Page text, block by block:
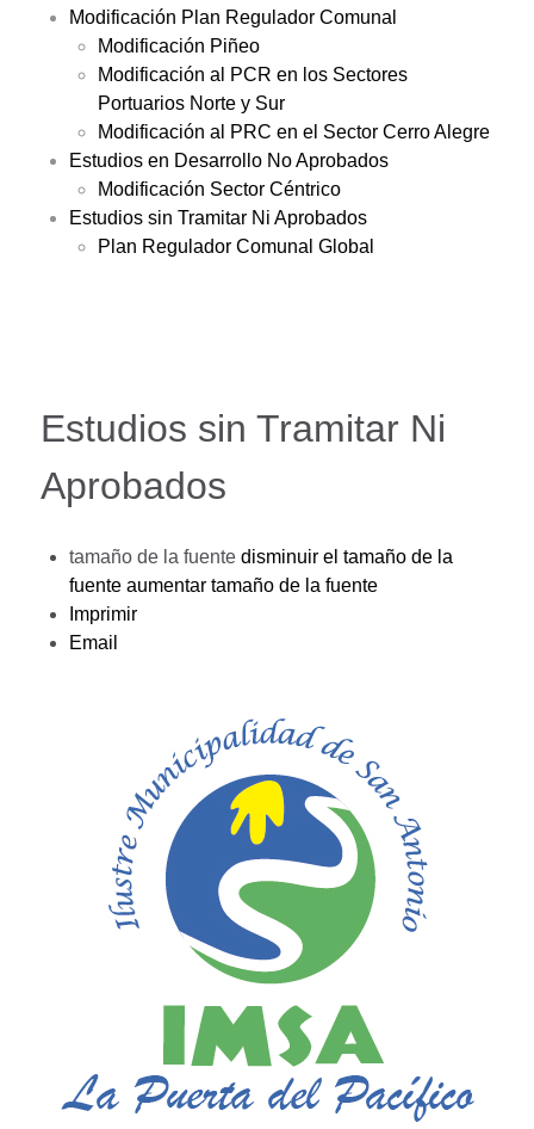
Modificación Plan Regulador Comunal
Modificación Piñeo
Modificación al PCR en los Sectores
Portuarios Norte y Sur
Modificación al PRC en el Sector Cerro Alegre
Estudios en Desarrollo No Aprobados
Modificación Sector Céntrico
Estudios sin Tramitar Ni Aprobados
Plan Regulador Comunal Global
Estudios sin Tramitar Ni
Aprobados
tamaño de la fuente disminuir el tamaño de la
fuente aumentar tamaño de la fuente
Imprimir
Email